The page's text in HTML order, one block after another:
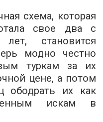
схема, которая
свое два с
становится
модно честно
туркам за их
цене, а потом
ободрать их как
искам в